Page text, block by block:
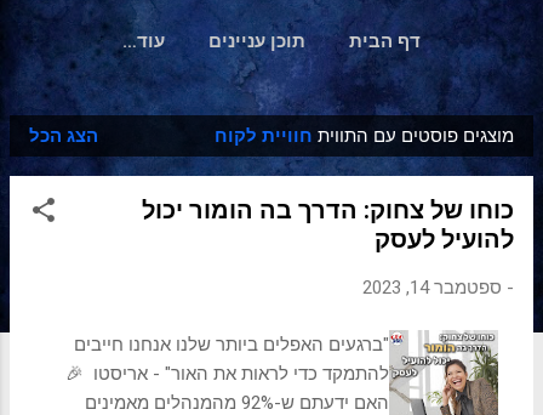
דף הבית תוכן עניינים ‏עוד…
ר
ש
מוצגים פוסטים עם התווית חוויית לקוח הצג הכל
כוחו של צחוק: הדרך בה הומור יכול
להועיל לעסק
- ספטמבר 14, 2023
"ברגעים האפלים ביותר שלנו אנחנו חייבים
להתמקד כדי לראות את האור" - אריסטו 🎉
האם ידעתם ש-92% מהמנהלים מאמינים